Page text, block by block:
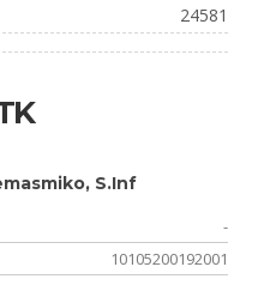
24581
S.Inf
-
10105200192001